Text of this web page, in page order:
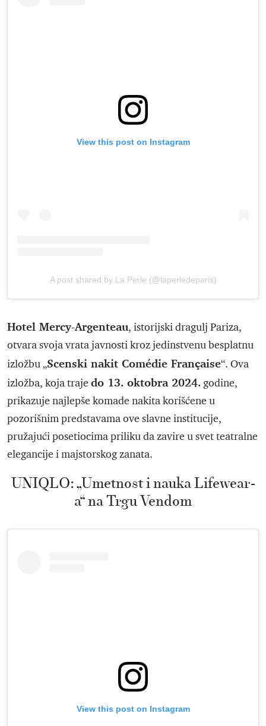
View this post on Instagram
A post shared by La Perle (@laperledeparis)
Hotel Mercy-Argenteau, istorijski dragulj Pariza,
otvara svoja vrata javnosti kroz jedinstvenu besplatnu
izložbu „Scenski nakit Comédie Française“. Ova
izložba, koja traje do 13. oktobra 2024. godine,
prikazuje najlepše komade nakita korišćene u
pozorišnim predstavama ove slavne institucije,
pružajući posetiocima priliku da zavire u svet teatralne
elegancije i majstorskog zanata.
UNIQLO: „Umetnost i nauka Lifewear-
a“ na Trgu Vendom
View this post on Instagram